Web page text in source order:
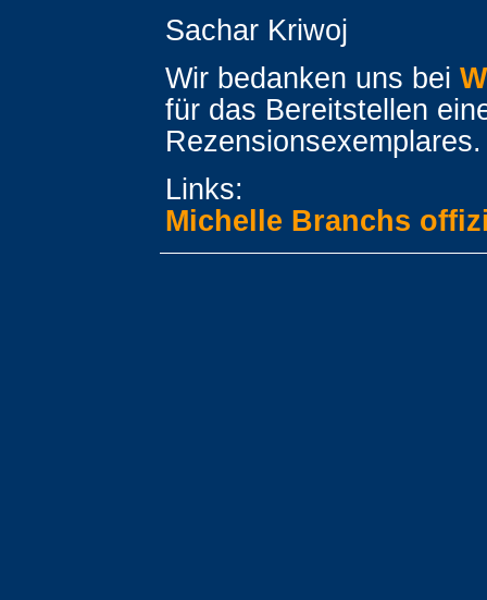
Sachar Kriwoj
Wir bedanken uns bei
für das Bereitstellen
Rezensionsexemplares.
Links:
Michelle Branchs